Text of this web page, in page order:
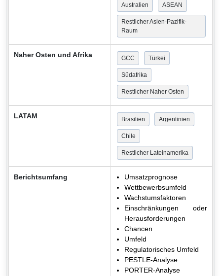
Australien ASEAN
Restlicher Asien-Pazifik-
Raum
Naher Osten und Afrika GCC Türkei
Südafrika
Restlicher Naher Osten
LATAM Brasilien Argentinien
Chile
Restlicher Lateinamerika
Berichtsumfang
Umsatzprognose
Wettbewerbsumfeld
Wachstumsfaktoren
Einschränkungen oder
Herausforderungen
Chancen
Umfeld
Regulatorisches Umfeld
PESTLE-Analyse
PORTER-Analyse